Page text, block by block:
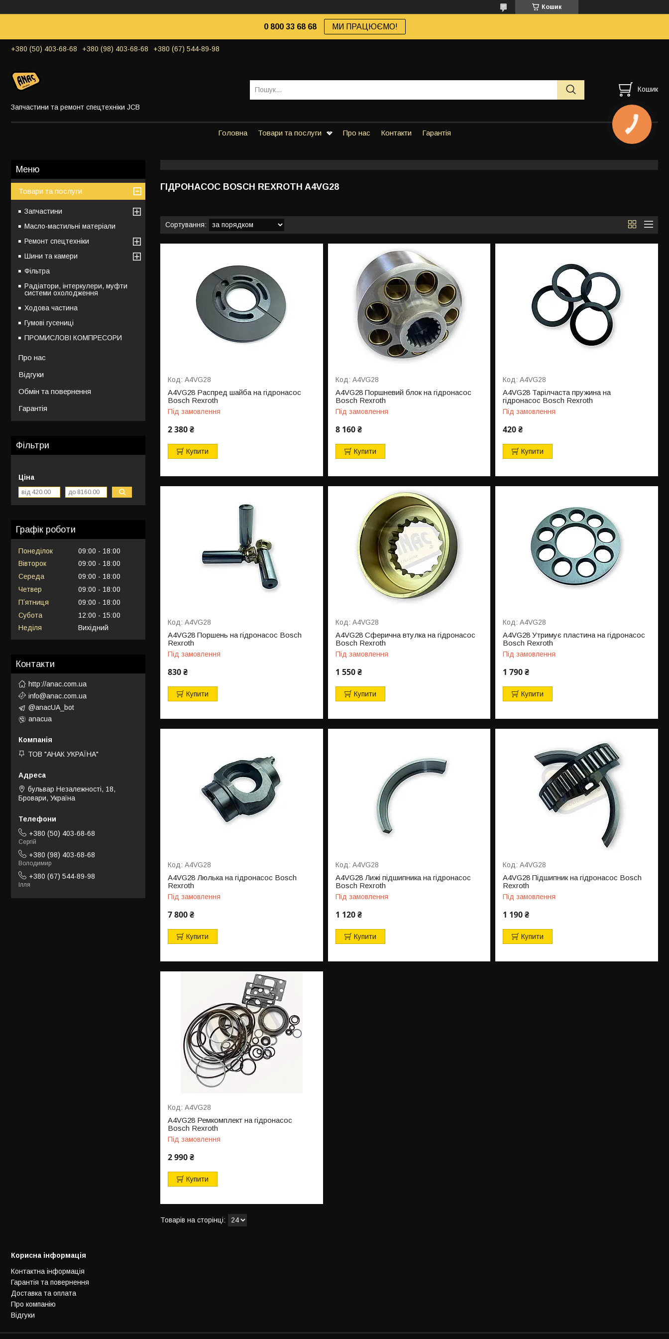
Кошик
0 800 33 68 68 МИ ПРАЦЮЄМО!
+380 (50) 403-68-68 +380 (98) 403-68-68 +380 (67) 544-89-98
Запчастини та ремонт спецтехніки JCB
Кошик
Головна Товари та послуги Про нас Контакти Гарантія
ГІДРОНАСОС BOSCH REXROTH A4VG28
A4VG28
A4VG28 Распред шайба на гідронасос
Bosch Rexroth
Під замовлення
2 380 ₴
Купити
A4VG28
A4VG28 Поршневий блок на гідронасос
Bosch Rexroth
Під замовлення
8 160 ₴
Купити
A4VG28
A4VG28 Тарілчаста пружина на
гідронасос Bosch Rexroth
Під замовлення
420 ₴
Купити
A4VG28
A4VG28 Поршень на гідронасос Bosch
Rexroth
Під замовлення
830 ₴
Купити
A4VG28
A4VG28 Сферична втулка на гідронасос
Bosch Rexroth
Під замовлення
1 550 ₴
Купити
A4VG28
A4VG28 Утримує пластина на гідронасос
Bosch Rexroth
Під замовлення
1 790 ₴
Купити
A4VG28
A4VG28 Люлька на гідронасос Bosch
Rexroth
Під замовлення
7 800 ₴
Купити
A4VG28
A4VG28 Лижі підшипника на гідронасос
Bosch Rexroth
Під замовлення
1 120 ₴
Купити
A4VG28
A4VG28 Підшипник на гідронасос Bosch
Rexroth
Під замовлення
1 190 ₴
Купити
A4VG28
A4VG28 Ремкомплект на гідронасос
Bosch Rexroth
Під замовлення
2 990 ₴
Купити
Товари та послуги
Запчастини
Масло-мастильні матеріали
Ремонт спецтехніки
Шини та камери
Фільтра
Радіатори, інтеркулери, муфти
системи охолодження
Ходова частина
Гумові гусениці
ПРОМИСЛОВІ КОМПРЕСОРИ
Про нас
Відгуки
Обмін та повернення
Гарантія
Фільтри
Ціна
Графік роботи
Понеділок 09:00
18:00
Вівторок
09:00
18:00
Середа
09:00
18:00
Четвер
09:00
18:00
Пʼятниця
09:00
18:00
Субота
12:00
15:00
Неділя
Вихідний
Контакти
http://anac.com.ua
info@anac.com.ua
@anacUA_bot
anacua
ТОВ "АНАК УКРАЇНА"
бульвар Незалежності, 18,
Бровари, Україна
+380 (50) 403-68-68
Сергій
+380 (98) 403-68-68
Володимир
+380 (67) 544-89-98
Ілля
Корисна інформація
Контактна інформація
Гарантія та повернення
Доставка та оплата
Про компанію
Відгуки